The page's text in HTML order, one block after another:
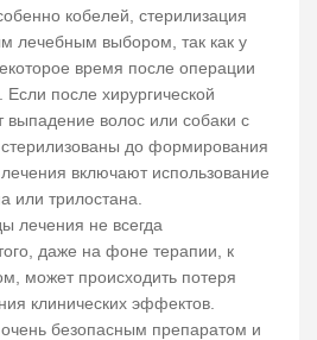
кобелей, стерилизация
лечебным выбором, так как у
время после операции
Если после хирургической
выпадение волос или собаки с
до формирования
включают использование
или трилостана.
лечения не всегда
даже на фоне терапии, к
может происходить потеря
клинических эффектов.
безопасным препаратом и